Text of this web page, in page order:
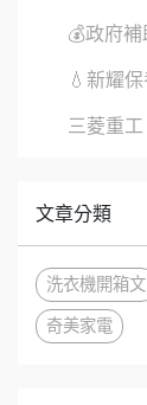
💰政府
💧新耀
三菱重工
文章分類
洗衣機開箱文
奇美家電